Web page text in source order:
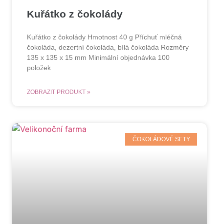
Kuřátko z čokolády
Kuřátko z čokolády Hmotnost 40 g Příchuť mléčná
čokoláda, dezertní čokoláda, bílá čokoláda Rozměry
135 x 135 x 15 mm Minimální objednávka 100
položek
ZOBRAZIT PRODUKT »
ČOKOLÁDOVÉ SETY